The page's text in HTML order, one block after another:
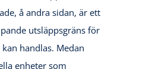
å andra sidan, är ett
utsläppsgräns för
handlas. Medan
enheter som